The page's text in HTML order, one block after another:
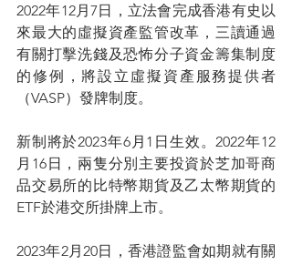
2022年12月7日，立法會完成香港有史以
來最大的虛擬資產監管改革，三讀通過
有關打擊洗錢及恐怖分子資金籌集制度
的修例，將設立虛擬資產服務提供者
（VASP）發牌制度。
新制將於2023年6月1日生效。2022年12
月16日，兩隻分別主要投資於芝加哥商
品交易所的比特幣期貨及乙太幣期貨的
ETF於港交所掛牌上市。
2023年2月20日，香港證監會如期就有關